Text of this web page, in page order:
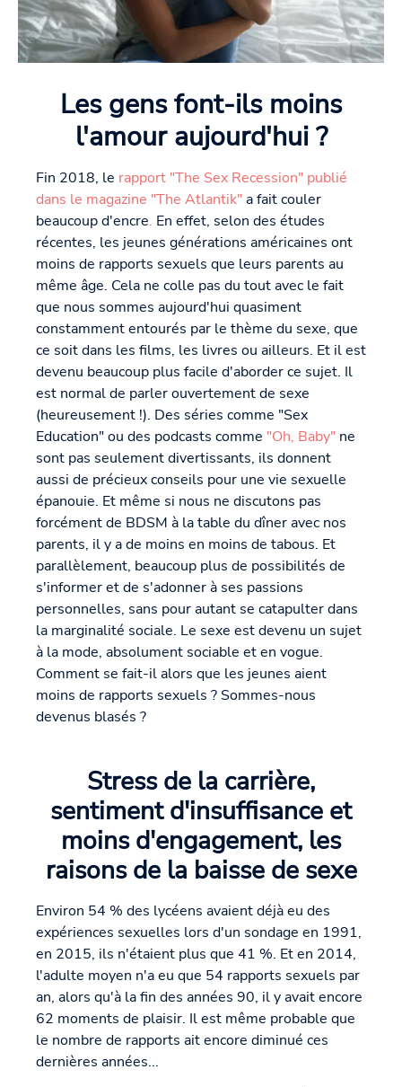
Les gens font-ils moins
l'amour aujourd'hui ?
Fin 2018, le rapport "The Sex Recession" publié
dans le magazine "The Atlantik"a fait couler
beaucoup d'encre. En effet, selon des études
récentes, les jeunes générations américaines ont
moins de rapports sexuels que leurs parents au
même âge. Cela ne colle pas du tout avec le fait
que nous sommes aujourd'hui quasiment
constamment entourés par le thème du sexe, que
ce soit dans les films, les livres ou ailleurs. Et il est
devenu beaucoup plus facile d'aborder ce sujet. Il
est normal de parler ouvertement de sexe
(heureusement !). Des séries comme "Sex
Education" ou des podcasts comme "Oh, Baby" ne
sont pas seulement divertissants, ils donnent
aussi de précieux conseils pour une vie sexuelle
épanouie. Et même si nous ne discutons pas
forcément de BDSM à la table du dîner avec nos
parents, il y a de moins en moins de tabous. Et
parallèlement, beaucoup plus de possibilités de
s'informer et de s'adonner à ses passions
personnelles, sans pour autant se catapulter dans
la marginalité sociale. Le sexe est devenu un sujet
à la mode, absolument sociable et en vogue.
Comment se fait-il alors que les jeunes aient
moins de rapports sexuels ? Sommes-nous
devenus blasés ?
Stress de la carrière,
sentiment d'insuffisance et
moins d'engagement, les
raisons de la baisse de sexe
Environ 54 % des lycéens avaient déjà eu des
expériences sexuelles lors d'un sondage en 1991,
en 2015, ils n'étaient plus que 41 %. Et en 2014,
l'adulte moyen n'a eu que 54 rapports sexuels par
an, alors qu'à la fin des années 90, il y avait encore
62 moments de plaisir. Il est même probable que
le nombre de rapports ait encore diminué ces
dernières années...